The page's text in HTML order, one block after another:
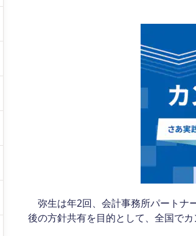
弥生は年2回、会計事務所パートナ
後の方針共有を目的として、全国でカ